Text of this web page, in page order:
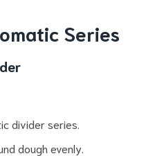
Series
divider series.
dough evenly.